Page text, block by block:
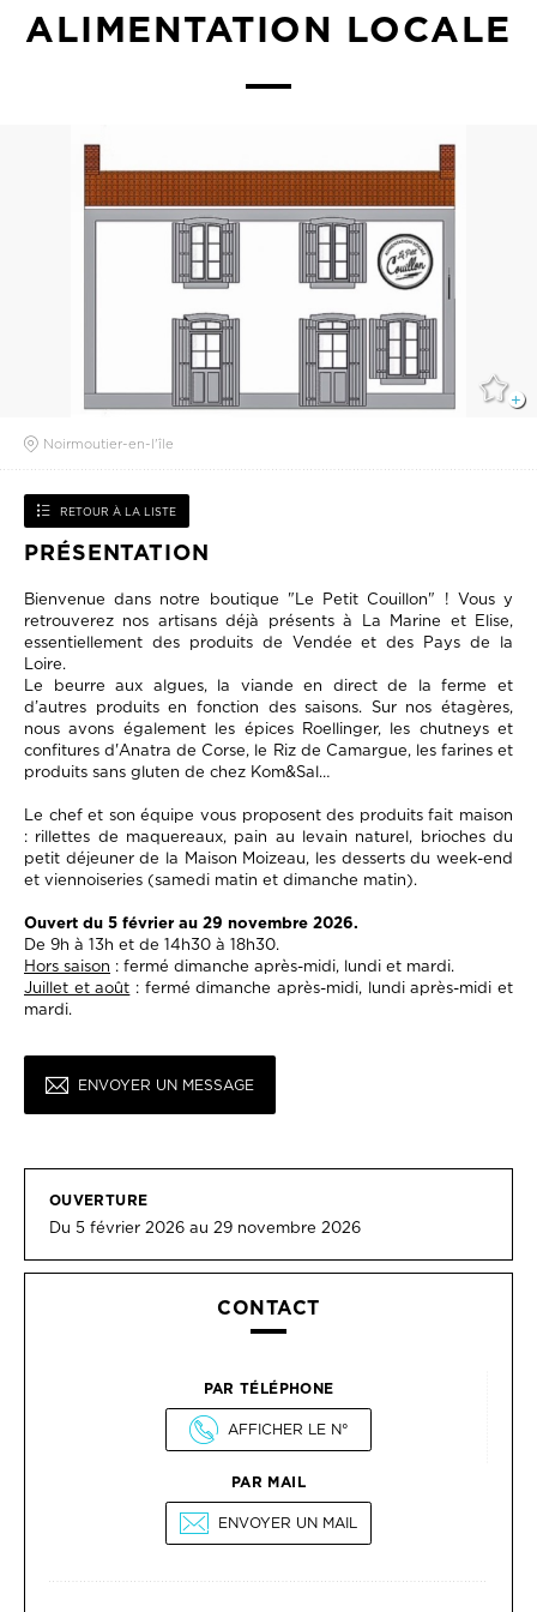
ALIMENTATION LOCALE
Noirmoutier-en-l'île
RETOUR À LA LISTE
PRÉSENTATION
Bienvenue dans notre boutique "Le Petit Couillon" ! Vous y
retrouverez nos artisans déjà présents à La Marine et Elise,
essentiellement des produits de Vendée et des Pays de la
Loire.
Le beurre aux algues, la viande en direct de la ferme et
d’autres produits en fonction des saisons. Sur nos étagères,
nous avons également les épices Roellinger, les chutneys et
confitures d'Anatra de Corse, le Riz de Camargue, les farines et
produits sans gluten de chez Kom&Sal…
Le chef et son équipe vous proposent des produits fait maison
: rillettes de maquereaux, pain au levain naturel, brioches du
petit déjeuner de la Maison Moizeau, les desserts du week-end
et viennoiseries (samedi matin et dimanche matin).
Ouvert du 5 février au 29 novembre 2026.
De 9h à 13h et de 14h30 à 18h30.
Hors saison : fermé dimanche après-midi, lundi et mardi.
Juillet et août : fermé dimanche après-midi, lundi après-midi et
mardi.
ENVOYER UN MESSAGE
OUVERTURE
Du 5 février 2026 au 29 novembre 2026
CONTACT
PAR TÉLÉPHONE
AFFICHER LE N°
PAR MAIL
ENVOYER UN MAIL